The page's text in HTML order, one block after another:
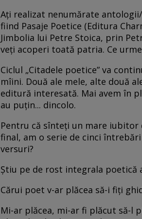
Ați realizat nenumărate
fiind Pasaje Poetice (Editura
Jimbolia lui Petre Stoica, prin
veți acoperi toată patria. Ce
Ciclul „Citadele poetice” va
mîini. Două ale mele, alte două
editură interesată. Mai avem în
au puțin... dincolo.
Pentru că sînteți un mare
final, am o serie de cinci
versuri?
Știu pe de rost integrala poetică
Cărui poet v-ar plăcea să-i fiți
Mi-ar plăcea, mi-ar fi plăcut să-l